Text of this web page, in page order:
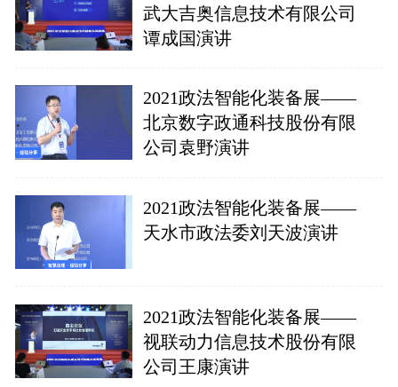
武大吉奥信息技术有限公司
谭成国演讲
2021政法智能化装备展——
北京数字政通科技股份有限
公司袁野演讲
2021政法智能化装备展——
天水市政法委刘天波演讲
2021政法智能化装备展——
视联动力信息技术股份有限
公司王康演讲